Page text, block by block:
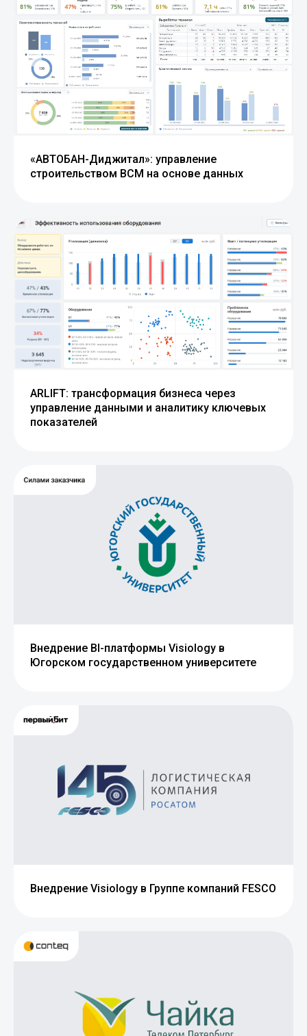
«АВТОБАН-Диджитал»: управление
строительством ВСМ на основе данных
ARLIFT: трансформация бизнеса через
управление данными и аналитику ключевых
показателей
Внедрение BI-платформы Visiology в
Югорском государственном университете
Внедрение Visiology в Группе компаний FESCO